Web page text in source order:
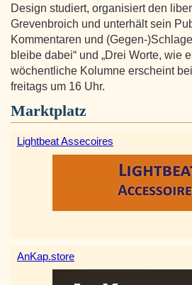
Design studiert, organisiert den
Grevenbroich und unterhält sein
Kommentaren und (Gegen-
bleibe dabei“ und „Drei Worte, wie
wöchentliche Kolumne erscheint
freitags um 16 Uhr.
Marktplatz
Lightbeat Assecoires
AnKap.store